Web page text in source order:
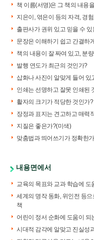
책 이름(서명)은 그 책의 내용
지은이, 엮은이 등의 자격, 경
출판사가 권위 있고 믿을 수
문장은 이해하기 쉽고 간결하
책의 내용이 잘 짜여 있고, 분
발행 연도가 최근의 것인가?
삽화나 사진이 알맞게 들어 있
인쇄는 선명하고 잘못 인쇄된
활자의 크기가 적당한 것인가
장정과 표지는 견고하고 매력
지질은 좋은가?(미색)
맞춤법과 띄어쓰기가 정확한
내용면에서
교육의 목표와 교과 학습에 도
세계의 명작 동화, 위인전 등
책
어린이 정서 순화에 도움이 되
시대적 감각에 알맞고 진실성